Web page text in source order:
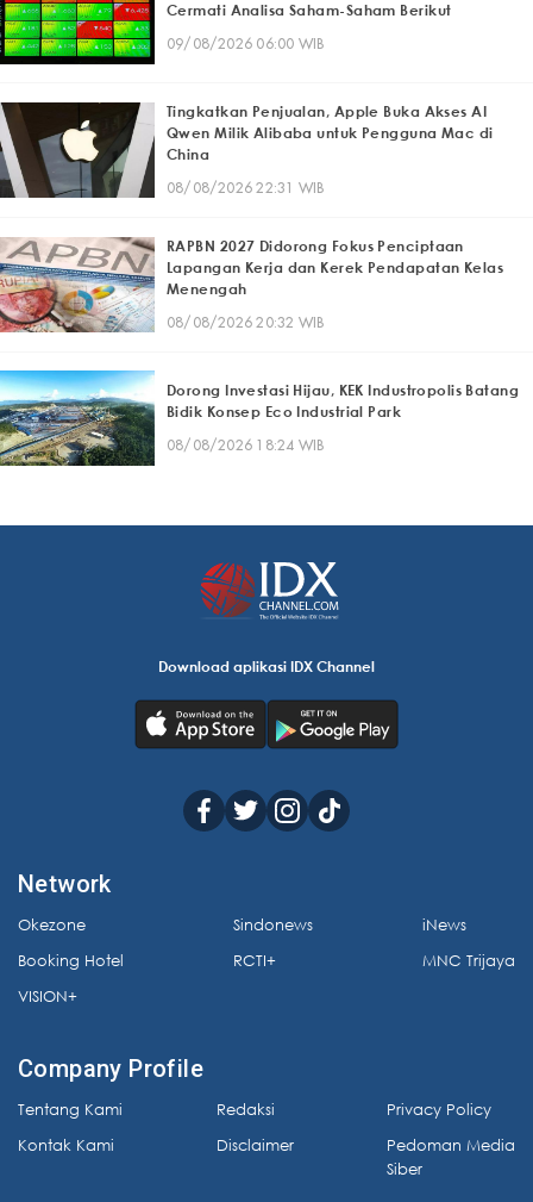
Cermati Analisa Saham-Saham Berikut
09/08/2026 06:00 WIB
Tingkatkan Penjualan, Apple Buka Akses AI
Qwen Milik Alibaba untuk Pengguna Mac di
China
08/08/2026 22:31 WIB
RAPBN 2027 Didorong Fokus Penciptaan
Lapangan Kerja dan Kerek Pendapatan Kelas
Menengah
08/08/2026 20:32 WIB
Dorong Investasi Hijau, KEK Industropolis Batang
Bidik Konsep Eco Industrial Park
08/08/2026 18:24 WIB
Download aplikasi IDX Channel
Network
Okezone
Booking Hotel
VISION+
Sindonews
RCTI+
iNews
MNC Trijaya
Company Profile
Tentang Kami
Kontak Kami
Redaksi
Disclaimer
Privacy Policy
Pedoman Media
Siber